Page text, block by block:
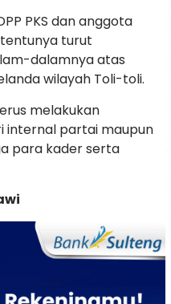
PKS dan anggota
tentunya turut
dalamnya atas
wilayah Toli-toli.
melakukan
internal partai maupun
para kader serta